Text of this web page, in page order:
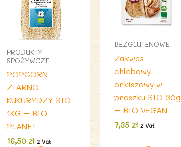
PRODUKTY
SPOŻYWCZE
POPCORN
ZIARNO
KUKURYDZY BIO
1KG – BIO
PLANET
16,50zł z Vat
BEZGLUTENOWE
Zakwas
chlebowy
orkiszowy w
proszku BIO 30g
– BIO VEGAN
7,35 zł z Vat